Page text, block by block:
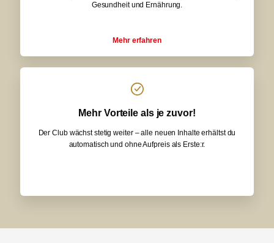
Gesundheit und Ernährung.
Mehr erfahren
Mehr Vorteile als je zuvor!
Der Club wächst stetig weiter – alle neuen Inhalte erhältst du
automatisch und ohne Aufpreis als Erste:r.